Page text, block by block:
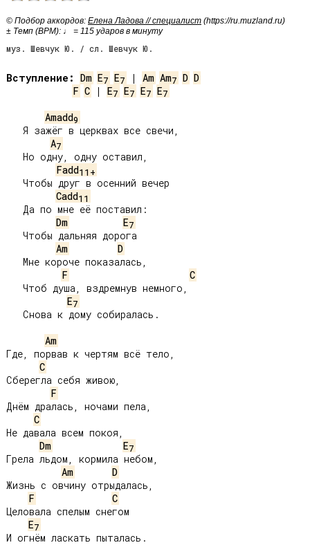
© Подбор аккордов: Елена Ладова // специалист (https://ru.muzland.ru)
± Темп (BPM): ♩ = 115 ударов в минуту
муз. Шевчук Ю. / сл. Шевчук Ю.
Вступление: Dm E7 E7 | Am Am7 D D
F C | E7 E7 E7 E7
Amadd9
A7
Fadd11+
Cadd11
Dm
E7
Am
D
F
C
E7
Am
Где, порвав к чертям всё тело,
C
Сберегла себя живою,
F
Днём дралась, ночами пела,
C
Не давала всем покоя,
Dm
E7
Грела льдом, кормила небом,
Am
D
Жизнь с овчину отрыдалась,
F
C
Целовала спелым снегом
E7
И огнём ласкать пыталась.